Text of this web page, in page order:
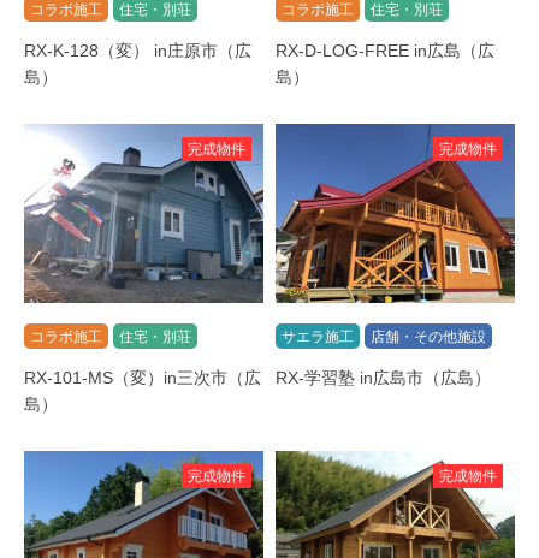
コラボ施工 住宅・別荘
RX-K-128（変） in庄原市（広
島）
コラボ施工 住宅・別荘
RX-D-LOG-FREE in広島（広
島）
完成物件
コラボ施工 住宅・別荘
RX-101-MS（変）in三次市（広
島）
完成物件
サエラ施工 店舗・その他施設
RX-学習塾 in広島市（広島）
完成物件 完成物件